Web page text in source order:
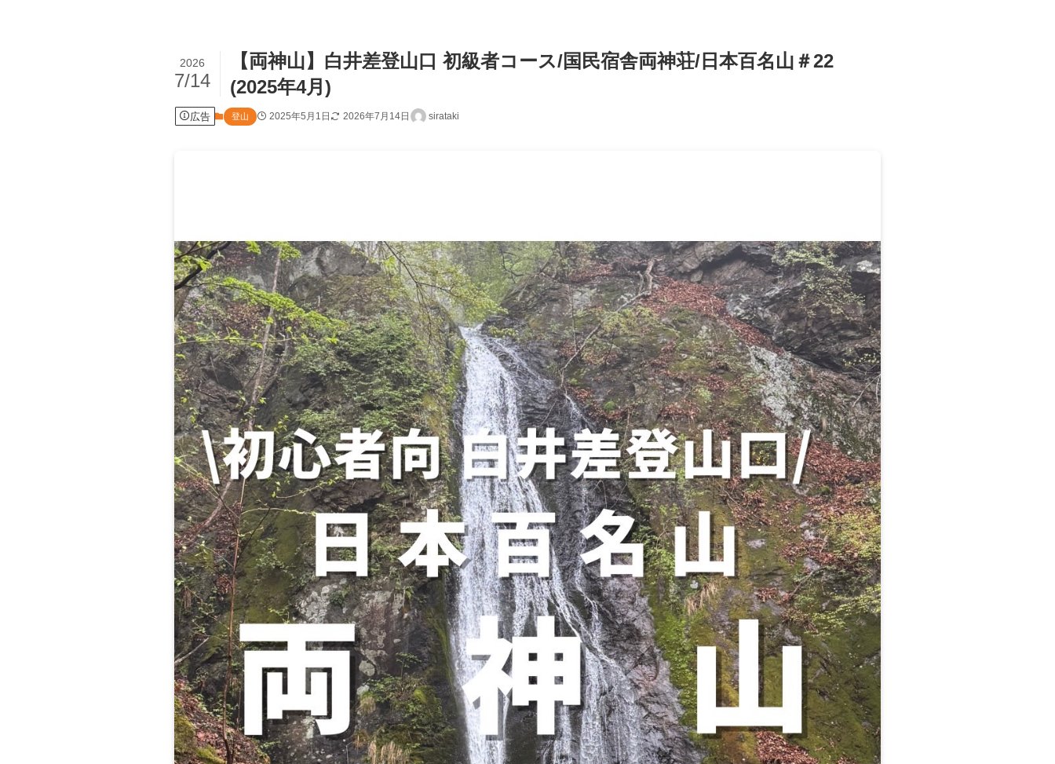
【両神山】白井差登山口 初級者コース/国民宿舎両神荘/日本百名山＃22
(2025年4月)
2026
7/14
広告 登山 2025年5月1日 2026年7月14日 sirataki